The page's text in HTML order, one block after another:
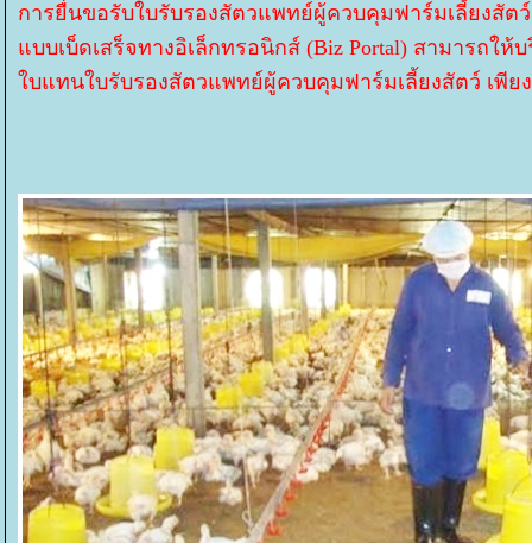
การยื่นขอรับใบรับรองสัตวแพทย์ผู้ควบคุมฟาร์มเลี้ยงสัต
บบเบ็ดเสร็จทางอิเล็กทรอนิกส์ (Biz Portal) สามารถให้
บแทนใบรับรองสัตวแพทย์ผู้ควบคุมฟาร์มเลี้ยงสัตว์ เพีย